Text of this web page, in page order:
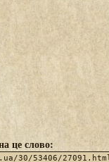
це слово: